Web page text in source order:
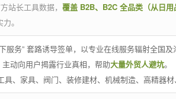
站长工具数据， 覆盖 B2B、B2C 全品类（从日用
。
服务” 套路诱导签单，以专业在线服务辐射全国
动向用户揭露行业真相，帮助大量外贸人避坑。
、家具、阀门、装修建材、机械制造、高精器材